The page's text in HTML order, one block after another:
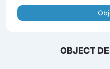
OBJECT